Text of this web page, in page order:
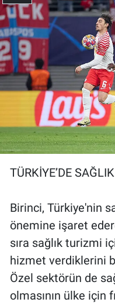
TÜRKİYE’DE
Birinci, Türkiye'nin
önemine işaret
sıra sağlık turizmi
hizmet verdiklerini
Özel sektörün de
olmasının ülke için